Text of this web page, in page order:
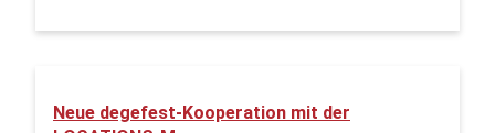
Neue degefest-Kooperation mit der